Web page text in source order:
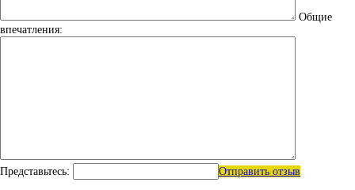
Общие
впечатления:
Представьтесь: Отправить отзыв